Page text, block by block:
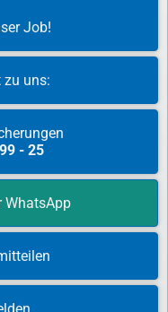
Job!
zu uns:
- 25
WhatsApp